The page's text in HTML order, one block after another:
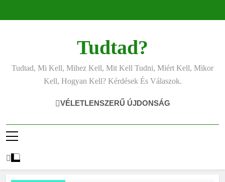
Tudtad?
Tudtad, Mi Kell, Mihez Kell, Mit Kell Tudni, Miért Kell, Mikor
Kell, Hogyan Kell? Kérdések És Válaszok.
VÉLETLENSZERŰ ÚJDONSÁG